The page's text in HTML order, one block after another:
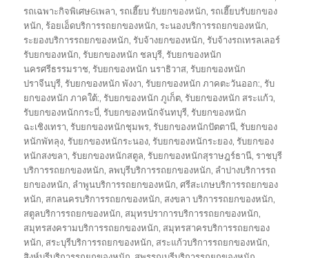
รถเฉพาะกิจพิเศษ6เพลา,รถเฮี๊ยบ รับยกของหนัก,รถเฮี๊ยบรับยกของ
หนัก,ร้อยเอ็ดบริการรถยกของหนัก,ระนองบริการรถยกของหนัก,
ระยองบริการรถยกของหนัก,รับจ้างยกของหนัก,รับจ้างรถเทรลเลอร์
รับยกของหนัก,รับยกของหนัก ชลบุรี,รับยกของหนัก
นครศรีธรรมราช,รับยกของหนัก นราธิวาส,รับยกของหนัก
ปราจีนบุรี,รับยกของหนัก พังงา,รับยกของหนัก ภาคตะวันออก:,รับ
ยกของหนัก ภาคใต้:,รับยกของหนัก ภูเก็ต,รับยกของหนัก สระแก้ว,
รับยกของหนักกระบี่,รับยกของหนักจันทบุรี,รับยกของหนัก
ฉะเชิงเทรา,รับยกของหนักชุมพร,รับยกของหนักปัตตานี,รับยกของ
หนักพัทลุง,รับยกของหนักระนอง,รับยกของหนักระยอง,รับยกของ
หนักสงขลา,รับยกของหนักสตูล,รับยกของหนักสุราษฎร์ธานี,ราชบุรี
บริการรถยกของหนัก, ลพบุรีบริการรถยกของหนัก, ลำปางบริการรถ
ยกของหนัก, ลำพูนบริการรถยกของหนัก,ศรีสะเกษบริการรถยกของ
หนัก, สกลนครบริการรถยกของหนัก, สงขลา บริการรถยกของหนัก,
สตูลบริการรถยกของหนัก, สมุทรปราการบริการรถยกของหนัก,
สมุทรสงครามบริการรถยกของหนัก, สมุทรสาครบริการรถยกของ
หนัก, สระบุรีบริการรถยกของหนัก, สระแก้วบริการรถยกของหนัก,